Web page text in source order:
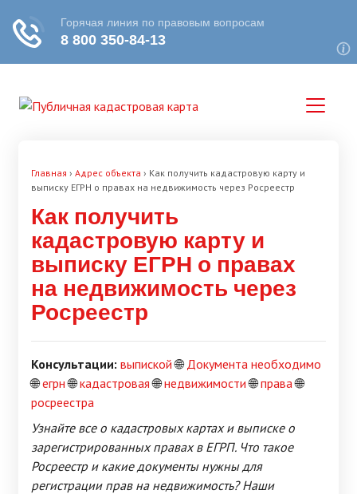
Главная › Адрес объекта › Как получить кадастровую карту и
выписку ЕГРН о правах на недвижимость через Росреестр
Как получить
кадастровую карту и
выписку ЕГРН о правах
на недвижимость через
Росреестр
Консультации: выпиской🌐Документа необходимо
🌐егрн🌐кадастровая🌐недвижимости🌐права🌐
росреестра
Узнайте все о кадастровых картах и выписке о
зарегистрированных правах в ЕГРП. Что такое
Росреестр и какие документы нужны для
регистрации прав на недвижимость? Наши